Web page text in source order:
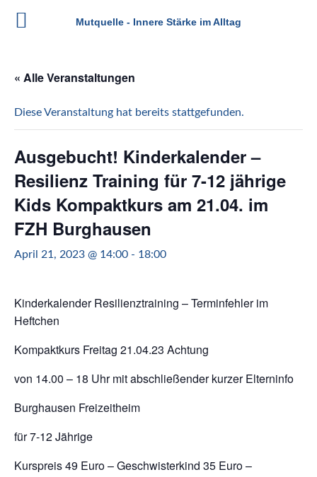
springen
« Alle Veranstaltungen
Diese Veranstaltung hat bereits stattgefunden.
Ausgebucht! Kinderkalender –
Resilienz Training für 7-12 jährige
Kids Kompaktkurs am 21.04. im
FZH Burghausen
April 21, 2023 @ 14:00 - 18:00
Kinderkalender Resilienztraining –Terminfehler im
Heftchen
Kompaktkurs Freitag 21.04.23 Achtung
von 14.00 – 18 Uhr mit abschließender kurzer Elterninfo
Burghausen Freizeitheim
für 7-12 Jährige
Kurspreis 49 Euro – Geschwisterkind 35 Euro –
Mutquelle - Innere Stärke im Alltag